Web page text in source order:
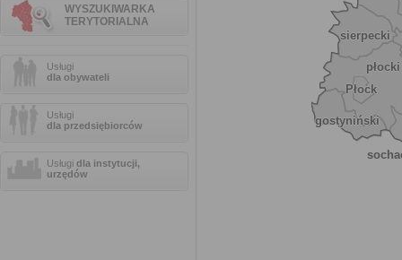
WYSZUKIWARKA
TERYTORIALNA
Usługi
dla obywateli
Usługi
dla przedsiębiorców
Usługi dla instytucji,
urzędów
sierpecki
płocki
gostyniński
Płock